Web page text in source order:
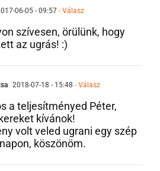
szívesen, örülünk, hogy
az ugrás! :)
a teljesítményed Péter,
kívánok!
volt veled ugrani egy szép
köszönöm.